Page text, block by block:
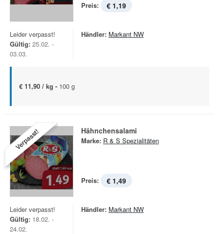
Preis: € 1,19
Leider verpasst!
Gültig: 25.02. -
03.03.
Händler: Markant NW
€ 11,90 / kg - 100 g
Verpasst! Hähnchensalami
Marke: R & S Spezialitäten
Preis: € 1,49
Leider verpasst!
Gültig: 18.02. -
24.02.
Händler: Markant NW